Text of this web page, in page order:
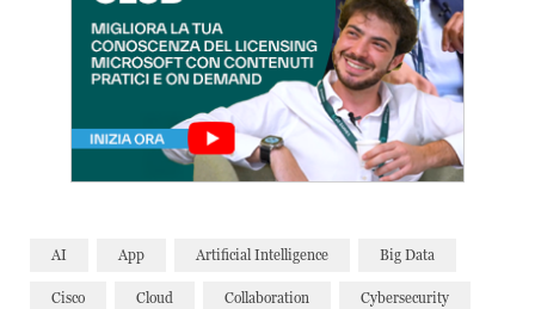
AI App Artificial Intelligence Big Data
Cisco Cloud Collaboration Cybersecurity